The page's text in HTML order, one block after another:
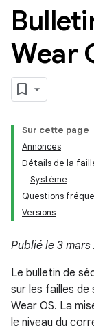
Wear
Sur cette page
Annonces
Détails de la
Système
Questions
Versions
Publié le 3 mars
Le bulletin de
sur les failles
Wear OS. La
le niveau du